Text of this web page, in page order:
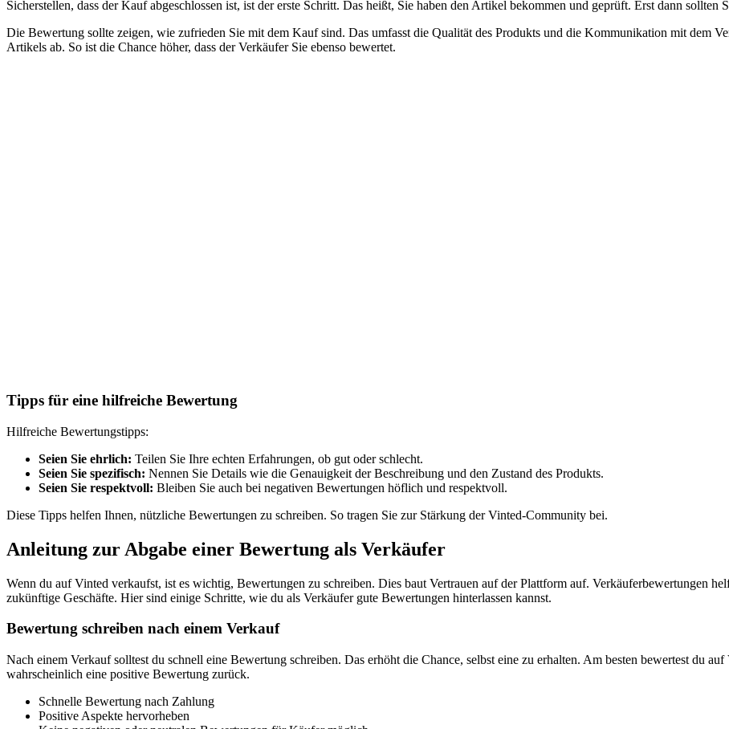
Sicherstellen, dass der Kauf abgeschlossen ist, ist der erste Schritt. Das heißt, Sie haben den Artikel bekommen und geprüft. Erst dann sollten
Die Bewertung sollte zeigen, wie zufrieden Sie mit dem Kauf sind. Das umfasst die Qualität des Produkts und die Kommunikation mit dem
Artikels ab. So ist die Chance höher, dass der Verkäufer Sie ebenso bewertet.
Tipps für eine hilfreiche Bewertung
Hilfreiche Bewertungstipps:
Seien Sie ehrlich: Teilen Sie Ihre echten Erfahrungen, ob gut oder schlecht.
Seien Sie spezifisch: Nennen Sie Details wie die Genauigkeit der Beschreibung und den Zustand des Produkts.
Seien Sie respektvoll: Bleiben Sie auch bei negativen Bewertungen höflich und respektvoll.
Diese Tipps helfen Ihnen, nützliche Bewertungen zu schreiben. So tragen Sie zur Stärkung der Vinted-Community bei.
Anleitung zur Abgabe einer Bewertung als Verkäufer
Wenn du auf Vinted verkaufst, ist es wichtig, Bewertungen zu schreiben. Dies baut Vertrauen auf der Plattform auf. Verkäuferbewertungen
zukünftige Geschäfte. Hier sind einige Schritte, wie du als Verkäufer gute Bewertungen hinterlassen kannst.
Bewertung schreiben nach einem Verkauf
Nach einem Verkauf solltest du schnell eine Bewertung schreiben. Das erhöht die Chance, selbst eine zu erhalten. Am besten bewertest du
wahrscheinlich eine positive Bewertung zurück.
Schnelle Bewertung nach Zahlung
Positive Aspekte hervorheben